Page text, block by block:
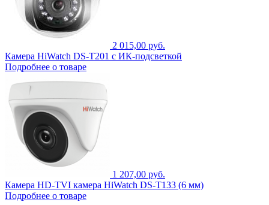
2 015,00 руб.
Камера HiWatch DS-T201 с ИК-подсветкой
Подробнее о товаре
1 207,00 руб.
Камера HD-TVI камера HiWatch DS-T133 (6 мм)
Подробнее о товаре